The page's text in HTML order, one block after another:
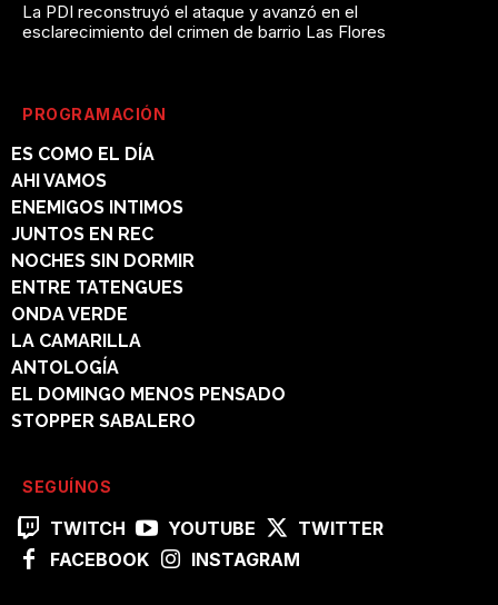
La PDI reconstruyó el ataque y avanzó en el
esclarecimiento del crimen de barrio Las Flores
PROGRAMACIÓN
ES COMO EL DÍA
AHI VAMOS
ENEMIGOS INTIMOS
JUNTOS EN REC
NOCHES SIN DORMIR
ENTRE TATENGUES
ONDA VERDE
LA CAMARILLA
ANTOLOGÍA
EL DOMINGO MENOS PENSADO
STOPPER SABALERO
SEGUÍNOS
TWITCH YOUTUBE
TWITTER
FACEBOOK
INSTAGRAM